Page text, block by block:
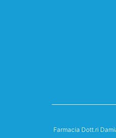
Farmacia Dott.ri